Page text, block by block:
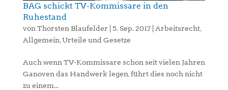
BAG schickt TV-Kommissare in den
Ruhestand
von Thorsten Blaufelder 5. Sep. 2017| Arbeitsrecht,
Allgemein Urteile und Gesetze
Auch wenn TV-Kommissare schon seit vielen Jahren
Ganoven das Handwerk legen, führt dies noch nicht
zu einem...